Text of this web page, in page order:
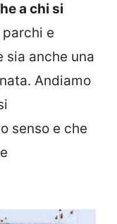
a chi si
parchi e
sia anche una
Andiamo
senso e che